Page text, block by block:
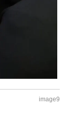
image9